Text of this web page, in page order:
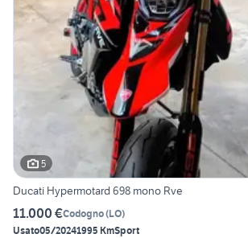
5
Ducati Hypermotard 698 mono Rve
11.000 €Codogno(LO)
Usato05/20241995 KmSport